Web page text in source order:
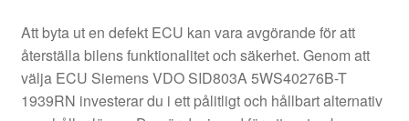
Om oss
Reklamationsprocedur
Att byta ut en defekt ECU kan vara avgörande för att
återställa bilens funktionalitet och säkerhet. Genom att
välja ECU Siemens VDO SID803A 5WS40276B-T
1939RN investerar du i ett pålitligt och hållbart alternativ